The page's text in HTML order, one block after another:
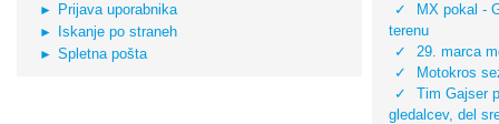
Prijava uporabnika
Iskanje po straneh
Spletna pošta
MX pokal -
terenu
29. marca
Motokros
Tim Gajser
gledalcev, del